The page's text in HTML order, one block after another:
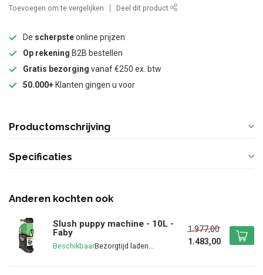
Toevoegen om te vergelijken Deel dit product
De scherpsteonline prijzen
Op rekening B2B bestellen
Gratis bezorging vanaf €250 ex. btw
50.000+ Klanten gingen u voor
Productomschrijving
Specificaties
Anderen kochten ook
Slush puppy machine - 10L -
Faby
Beschikbaar
1.977,00
1.483,00